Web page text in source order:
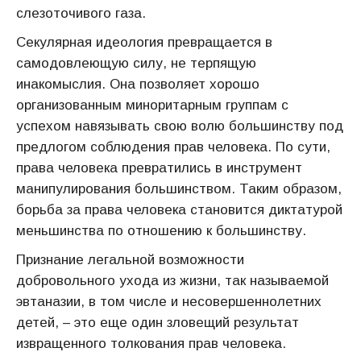
слезоточивого газа.
Секулярная идеология превращается в
самодовлеющую силу, не терпящую
инакомыслия. Она позволяет хорошо
организованным миноритарным группам с
успехом навязывать свою волю большинству под
предлогом соблюдения прав человека. По сути,
права человека превратились в инструмент
манипулирования большинством. Таким образом,
борьба за права человека становится диктатурой
меньшинства по отношению к большинству.
Признание легальной возможности
добровольного ухода из жизни, так называемой
эвтаназии, в том числе и несовершеннолетних
детей, – это еще один зловещий результат
извращенного толкования прав человека.